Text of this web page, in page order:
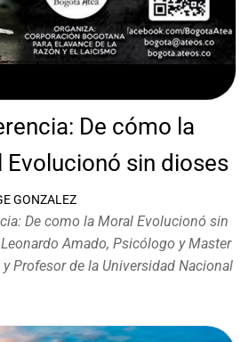
De cómo la
Evolucionó sin dioses
GONZALEZ
De como la Moral Evolucionó sin
Amado, Psicólogo y Master
Profesor de la Universidad Nacional